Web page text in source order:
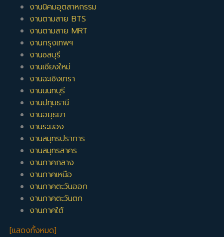
งานนิคมอุตสาหกรรม
งานตามสาย BTS
งานตามสาย MRT
งานกรุงเทพฯ
งานชลบุรี
งานเชียงใหม่
งานฉะเชิงเทรา
งานนนทบุรี
งานปทุมธานี
งานอยุธยา
งานระยอง
งานสมุทรปราการ
งานสมุทรสาคร
งานภาคกลาง
งานภาคเหนือ
งานภาคตะวันออก
งานภาคตะวันตก
งานภาคใต้
[แสดงทั้งหมด]